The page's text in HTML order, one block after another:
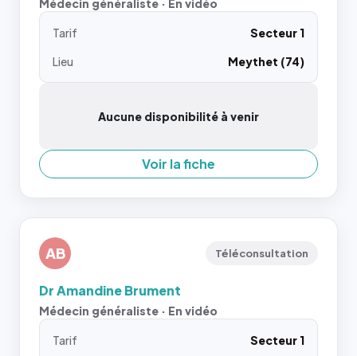
Médecin généraliste · En vidéo
Tarif
Secteur 1
Lieu
Meythet (74)
Aucune disponibilité à venir
Voir la fiche
AB Téléconsultation
Dr Amandine Brument
Médecin généraliste · En vidéo
Tarif Secteur 1